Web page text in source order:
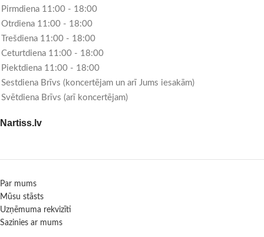
Pirmdiena 11:00 - 18:00
Otrdiena 11:00 - 18:00
Trešdiena 11:00 - 18:00
Ceturtdiena 11:00 - 18:00
Piektdiena 11:00 - 18:00
Sestdiena Brīvs (koncertējam un arī Jums iesakām)
Svētdiena Brīvs (arī koncertējam)
Nartiss.lv
Par mums
Mūsu stāsts
Uzņēmuma rekvizīti
Sazinies ar mums